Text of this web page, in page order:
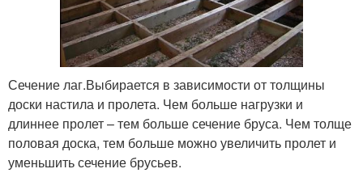
Сечение лаг.Выбирается в зависимости от толщины
доски настила и пролета. Чем больше нагрузки и
длиннее пролет – тем больше сечение бруса. Чем толще
половая доска, тем больше можно увеличить пролет и
уменьшить сечение брусьев.